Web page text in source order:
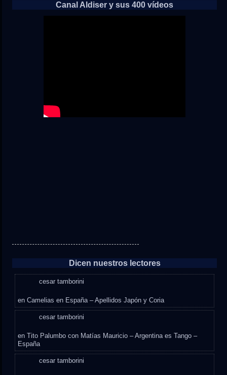
Canal Aldiser y sus 400 vídeos
Dicen nuestros lectores
cesar tamborini
enCamelias en España – Apellidos Japón y Coria
cesar tamborini
enTito Palumbo con Matías Mauricio – Argentina es Tango –
España
cesar tamborini